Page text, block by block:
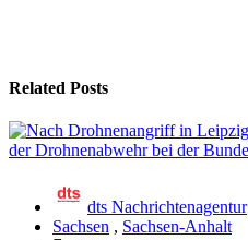
Related Posts
dts Nachrichtenagentur
Sachsen , Sachsen-Anhalt